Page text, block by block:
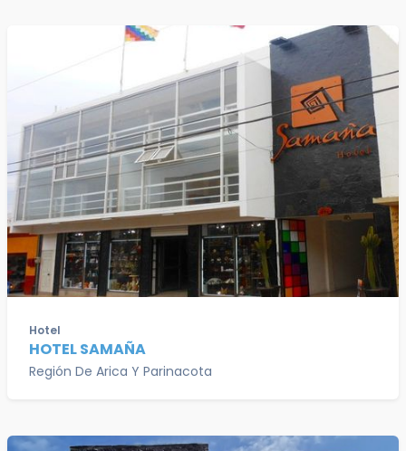
Hotel
HOTEL SAMAÑA
Región De Arica Y Parinacota